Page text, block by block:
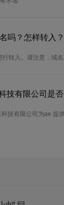
吗？怎样转入？
转入。请注意，域
技有限公司是
技有限公司为ae 提